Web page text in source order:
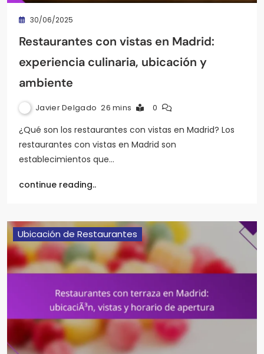
30/06/2025
Restaurantes con vistas en Madrid:
experiencia culinaria, ubicación y
ambiente
Javier Delgado 26 mins 0
¿Qué son los restaurantes con vistas en Madrid? Los
restaurantes con vistas en Madrid son
establecimientos que…
continue reading..
Ubicación de Restaurantes